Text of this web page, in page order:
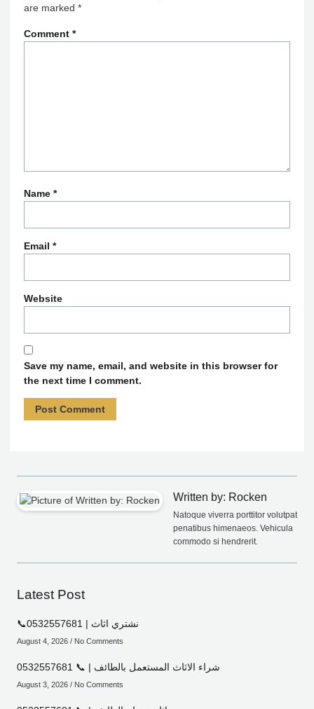
are marked *
Comment *
Name *
Email *
Website
Save my name, email, and website in this browser for
the next time I comment.
Written by: Rocken
Natoque viverra porttitor volutpat
penatibus himenaeos. Vehicula
commodo si hendrerit.
Latest Post
📞0532557681 | نشتري اثاث
August 4, 2026 No Comments
شراء الاثاث المستعمل بالطائف | 📞 0532557681
August 3, 2026 No Comments